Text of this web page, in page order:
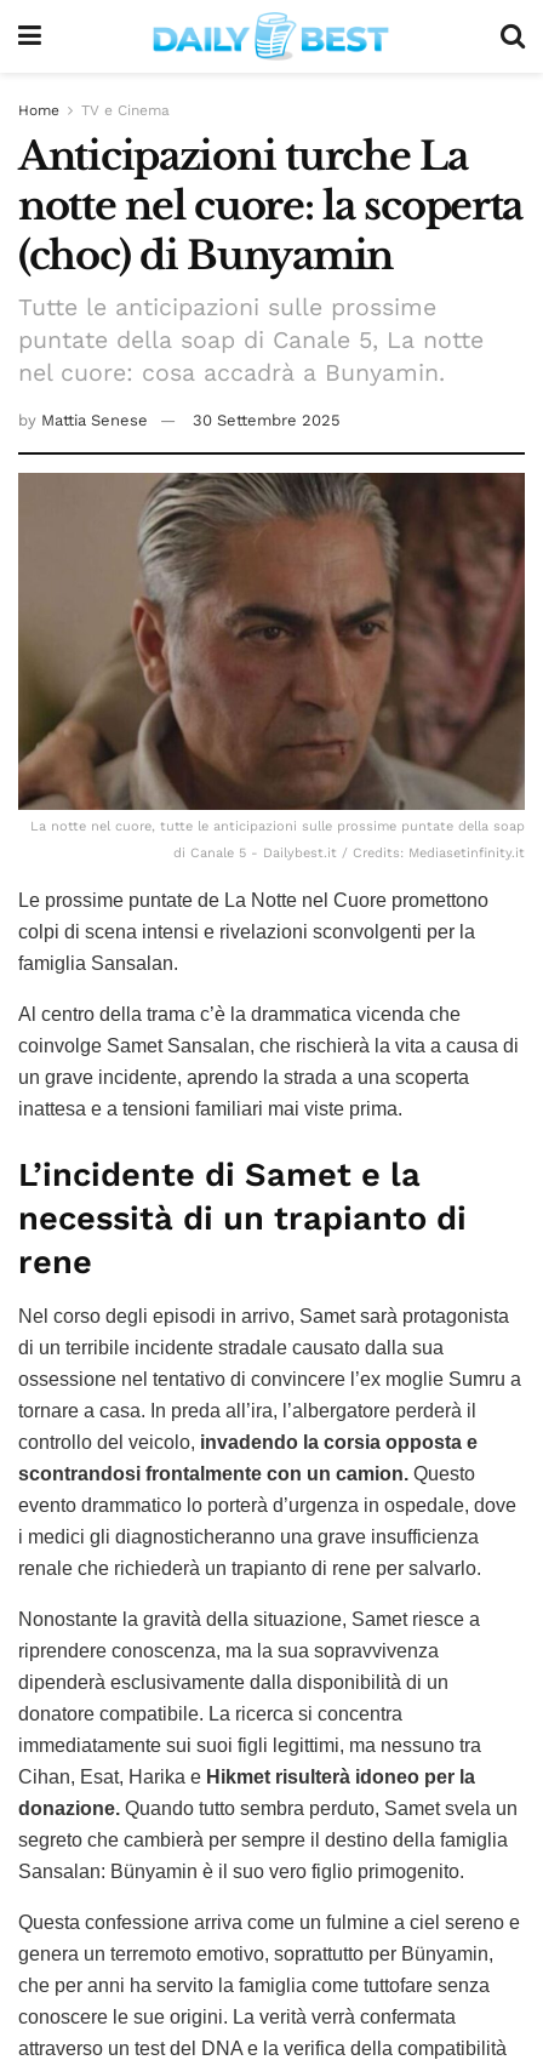
Home TV e Cinema
Anticipazioni turche La
notte nel cuore: la scoperta
(choc) di Bunyamin
Tutte le anticipazioni sulle prossime
puntate della soap di Canale 5, La notte
nel cuore: cosa accadrà a Bunyamin.
by Mattia Senese 30 Settembre 2025
La notte nel cuore, tutte le anticipazioni sulle prossime puntate della soap
di Canale 5 - Dailybest.it / Credits: Mediasetinfinity.it
Le prossime puntate de La Notte nel Cuore promettono
colpi di scena intensi e rivelazioni sconvolgenti per la
famiglia Sansalan.
Al centro della trama c’è la drammatica vicenda che
coinvolge Samet Sansalan, che rischierà la vita a causa di
un grave incidente, aprendo la strada a una scoperta
inattesa e a tensioni familiari mai viste prima.
L’incidente di Samet e la
necessità di un trapianto di
rene
Nel corso degli episodi in arrivo, Samet sarà protagonista
di un terribile incidente stradale causato dalla sua
ossessione nel tentativo di convincere l’ex moglie Sumru a
tornare a casa. In preda all’ira, l’albergatore perderà il
controllo del veicolo, invadendo la corsia opposta e
scontrandosi frontalmente con un camion. Questo
evento drammatico lo porterà d’urgenza in ospedale, dove
i medici gli diagnosticheranno una grave insufficienza
renale che richiederà un trapianto di rene per salvarlo.
Nonostante la gravità della situazione, Samet riesce a
riprendere conoscenza, ma la sua sopravvivenza
dipenderà esclusivamente dalla disponibilità di un
donatore compatibile. La ricerca si concentra
immediatamente sui suoi figli legittimi, ma nessuno tra
Cihan, Esat, Harika e Hikmet risulterà idoneo per la
donazione. Quando tutto sembra perduto, Samet svela un
segreto che cambierà per sempre il destino della famiglia
Sansalan: Bünyamin è il suo vero figlio primogenito.
Questa confessione arriva come un fulmine a ciel sereno e
genera un terremoto emotivo, soprattutto per Bünyamin,
che per anni ha servito la famiglia come tuttofare senza
conoscere le sue origini. La verità verrà confermata
attraverso un test del DNA e la verifica della compatibilità